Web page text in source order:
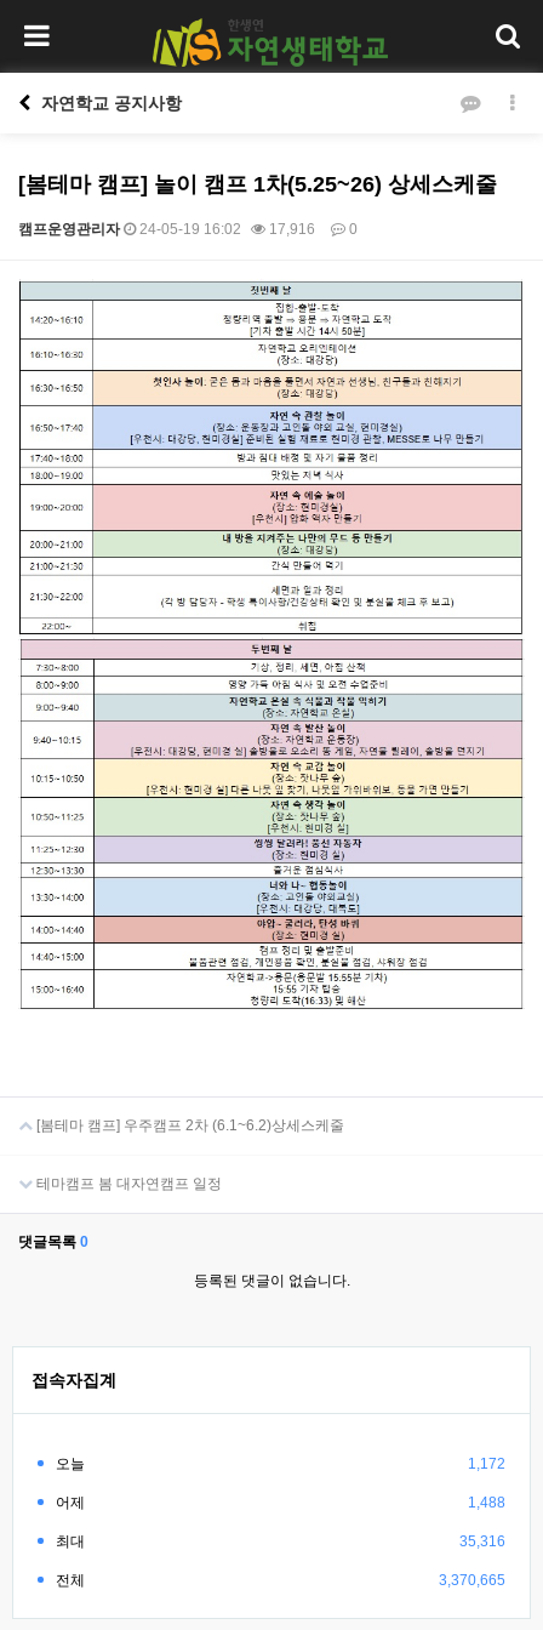
자연학교 공지사항
[봄테마 캠프] 놀이 캠프 1차(5.25~26) 상세스케줄
캠프운영관리자 24-05-19 16:02 17,916 0
[봄테마 캠프] 우주캠프 2차 (6.1~6.2)상세스케줄
테마캠프 봄 대자연캠프 일정
댓글목록 0
등록된 댓글이 없습니다.
접속자집계
오늘 1,172
어제 1,488
최대 35,316
전체 3,370,665